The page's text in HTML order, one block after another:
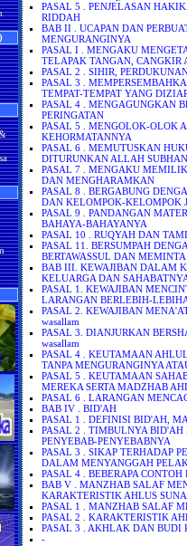
PASAL 5 . PENJELASAN
RIDDAH
BAB II . UCAPAN DAN
MENGURANGINYA
PASAL I . MENGAKU
TELAPAK TANGAN, CANGKIR
PASAL 2 . SIHIR,
PASAL 3 .
TEMPAT-TEMPAT YANG
PASAL 4 . MENGAGUNGKAN
PERINGATAN
PASAL 5 . MENGOLOK-OLOK
KEHORMATANNYA
PASAL 6 . MEMUTUSKAN
DITURUNKAN ALLAH
PASAL 7 . MENGAKU
DAN MENGHARAMKAN
PASAL 8 . BERGABUNG
DAN KELOMPOK-KELOMPOK
PASAL 9 . PANDANGAN
BAHAYA-BAHAYANYA
PASAL 10 . RUQYAH DAN
PASAL 11. BERSUMPAH
BERTAWASSUL DAN
BAB III. KEWAJIBAN DALAM
KELUARGA DAN
PASAL 1. KEWAJIBAN
LARANGAN BERLEBIH-
PASAL 2. KEWAJIBAN
wasallam
PASAL 3. DIANJURKAN
wasallam
PASAL 4 . KEUTAMAAN
TANPA MENGURANGINYA
PASAL 5 . KEUTAMAAN
MEREKA SERTA MADZHAB
PASAL 6 . LARANGAN
BAB IV . BID'AH
PASAL 1 . DEFINISI BID'AH,
PASAL 2 . TIMBULNYA
PENYEBAB-PENYEBABNYA
PASAL 3 . SIKAP TERHADAP
DALAM MENYANGGAH
PASAL 4 . BEBERAPA
BAB V . MANZHAB SALAF
KARAKTERISTIK AHLUS
PASAL 1 . MANZHAB SALAF
PASAL 2 . KARAKTERISTIK
PASAL 3 . AKHLAK DAN BUDI
-